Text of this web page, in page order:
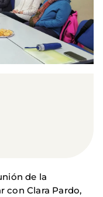
de la
con Clara Pardo,